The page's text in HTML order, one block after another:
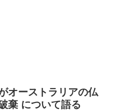
オーストラリアの仏
棄 について語る